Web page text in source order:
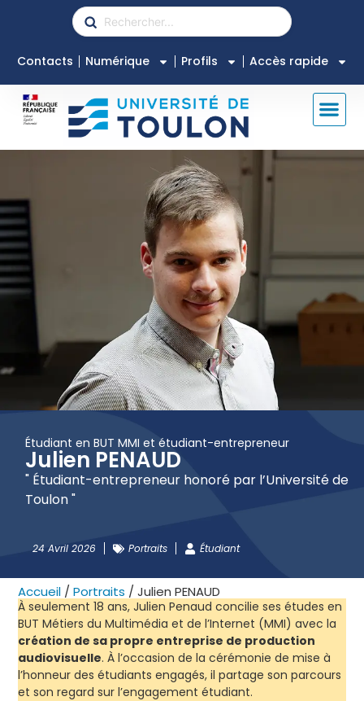
Contacts Numérique Profils Accès rapide
Étudiant en BUT MMI et étudiant-entrepreneur
Julien PENAUD
" Étudiant-entrepreneur honoré par l’Université de
Toulon "
24 Avril 2026 Portraits Étudiant
Accueil /Portraits /Julien PENAUD
À seulement 18 ans, Julien Penaud concilie ses études en
BUT Métiers du Multimédia et de l’Internet (MMI) avec la
création de sa propre entreprise de production
audiovisuelle. À l’occasion de la cérémonie de mise à
l’honneur des étudiants engagés, il partage son parcours
et son regard sur l’engagement étudiant.